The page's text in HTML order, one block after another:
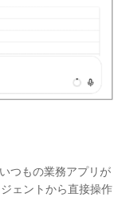
つもの業務アプリが
ェントから直接操作